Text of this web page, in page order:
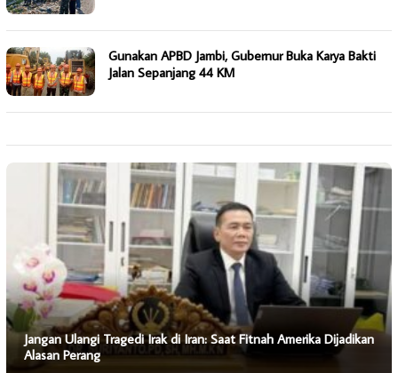
Gunakan APBD Jambi, Gubernur Buka Karya Bakti
Jalan Sepanjang 44 KM
Jangan Ulangi Tragedi Irak di Iran: Saat Fitnah Amerika Dijadikan
Alasan Perang